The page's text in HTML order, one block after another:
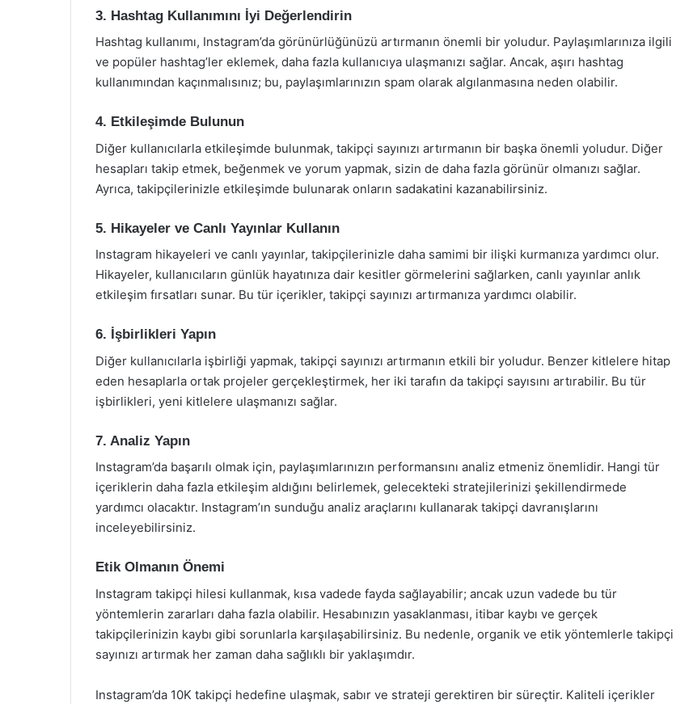
3. Hashtag Kullanımını İyi Değerlendirin
Hashtag kullanımı, Instagram’da görünürlüğünüzü artırmanın önemli bir yoludur. Paylaşımlarınıza ilgili
ve popüler hashtag’ler eklemek, daha fazla kullanıcıya ulaşmanızı sağlar. Ancak, aşırı hashtag
kullanımından kaçınmalısınız; bu, paylaşımlarınızın spam olarak algılanmasına neden olabilir.
4. Etkileşimde Bulunun
Diğer kullanıcılarla etkileşimde bulunmak, takipçi sayınızı artırmanın bir başka önemli yoludur. Diğer
hesapları takip etmek, beğenmek ve yorum yapmak, sizin de daha fazla görünür olmanızı sağlar.
Ayrıca, takipçilerinizle etkileşimde bulunarak onların sadakatini kazanabilirsiniz.
5. Hikayeler ve Canlı Yayınlar Kullanın
Instagram hikayeleri ve canlı yayınlar, takipçilerinizle daha samimi bir ilişki kurmanıza yardımcı olur.
Hikayeler, kullanıcıların günlük hayatınıza dair kesitler görmelerini sağlarken, canlı yayınlar anlık
etkileşim fırsatları sunar. Bu tür içerikler, takipçi sayınızı artırmanıza yardımcı olabilir.
6. İşbirlikleri Yapın
Diğer kullanıcılarla işbirliği yapmak, takipçi sayınızı artırmanın etkili bir yoludur. Benzer kitlelere hitap
eden hesaplarla ortak projeler gerçekleştirmek, her iki tarafın da takipçi sayısını artırabilir. Bu tür
işbirlikleri, yeni kitlelere ulaşmanızı sağlar.
7. Analiz Yapın
Instagram’da başarılı olmak için, paylaşımlarınızın performansını analiz etmeniz önemlidir. Hangi tür
içeriklerin daha fazla etkileşim aldığını belirlemek, gelecekteki stratejilerinizi şekillendirmede
yardımcı olacaktır. Instagram’ın sunduğu analiz araçlarını kullanarak takipçi davranışlarını
inceleyebilirsiniz.
Etik Olmanın Önemi
Instagram takipçi hilesi kullanmak, kısa vadede fayda sağlayabilir; ancak uzun vadede bu tür
yöntemlerin zararları daha fazla olabilir. Hesabınızın yasaklanması, itibar kaybı ve gerçek
takipçilerinizin kaybı gibi sorunlarla karşılaşabilirsiniz. Bu nedenle, organik ve etik yöntemlerle takipçi
sayınızı artırmak her zaman daha sağlıklı bir yaklaşımdır.
Instagram’da 10K takipçi hedefine ulaşmak, sabır ve strateji gerektiren bir süreçtir. Kaliteli içerikler